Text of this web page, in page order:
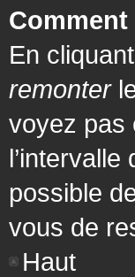
En
remonter
voyez pas
possible
vous de
Haut